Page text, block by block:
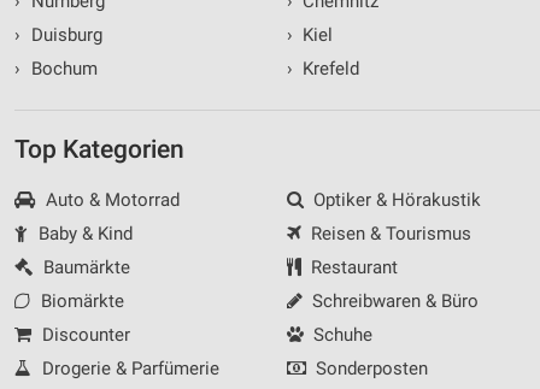
›
Duisburg
›
Bochum
› Kiel
› Krefeld
Top Kategorien
Auto & Motorrad
Baby & Kind
Baumärkte
Biomärkte
Discounter
Drogerie & Parfümerie
Optiker & Hörakustik
Reisen & Tourismus
Restaurant
Schreibwaren & Büro
Schuhe
Sonderposten